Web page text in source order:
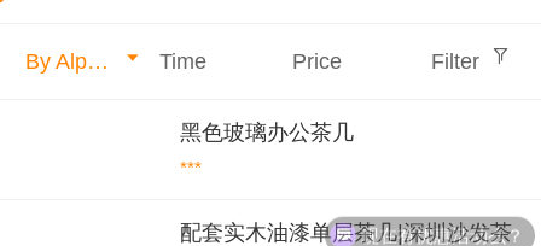
By Alphabet Time Price Filter
黑色玻璃办公茶几
***
配套实木油漆单层茶几|深圳沙发茶
现在有优惠活动么？